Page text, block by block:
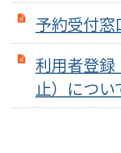
予約受付窓
利用者登
止）につい